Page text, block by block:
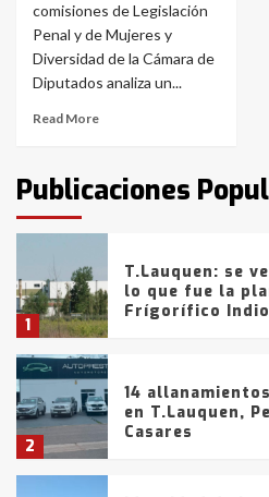
comisiones de Legislación
Penal y de Mujeres y
Diversidad de la Cámara de
Diputados analiza un...
Read More
Publicaciones
6
La Bolsa de
Blanca anticipa
con lluvias y
de la provincia
fueron
tarde del sábado
1
T.Lauquen: se
lo que fue la
Frígorífico Indio
2
14
en T.Lauquen,
Casares